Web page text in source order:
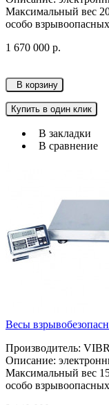
Максимальный вес
особо
1 670 000 р.
В корзину
Купить в один клик
В закладки
В сравнение
Весы
Производитель:
Описание:
Максимальный вес
особо